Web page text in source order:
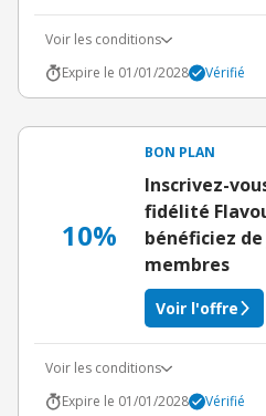
Voir les conditions
Expire le 01/01/2028
Vérifié
10%
BON PLAN
Inscrivez-
fidélité
bénéficiez
membres
Voir l'offre
Voir les conditions
Expire le 01/01/2028
Vérifié